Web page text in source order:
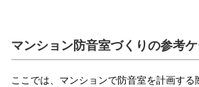
マンション防音室づくりの参考
ここでは、マンションで防音室を計画する